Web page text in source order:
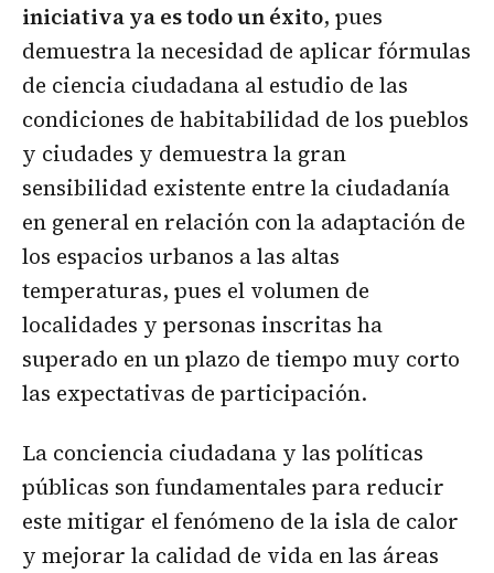
iniciativa ya es todo un éxito, pues
demuestra la necesidad de aplicar fórmulas
de ciencia ciudadana al estudio de las
condiciones de habitabilidad de los pueblos
y ciudades y demuestra la gran
sensibilidad existente entre la ciudadanía
en general en relación con la adaptación de
los espacios urbanos a las altas
temperaturas, pues el volumen de
localidades y personas inscritas ha
superado en un plazo de tiempo muy corto
las expectativas de participación.
La conciencia ciudadana y las políticas
públicas son fundamentales para reducir
este mitigar el fenómeno de la isla de calor
y mejorar la calidad de vida en las áreas